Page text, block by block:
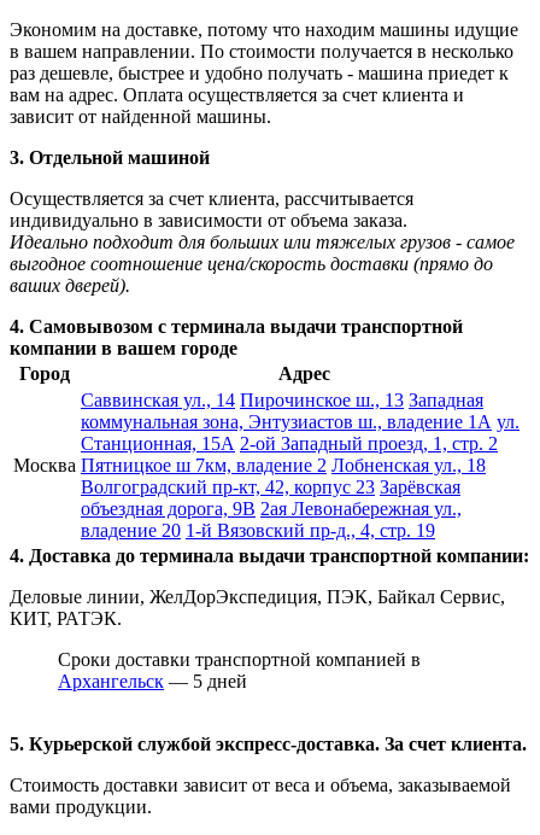
Экономим на доставке, потому что находим машины идущие
в вашем направлении. По стоимости получается в несколько
раз дешевле, быстрее и удобно получать - машина приедет к
вам на адрес. Оплата осуществляется за счет клиента и
зависит от найденной машины.
3. Отдельной машиной
Осуществляется за счет клиента, рассчитывается
индивидуально в зависимости от объема заказа.
Идеально подходит для больших или тяжелых грузов - самое
выгодное соотношение цена/скорость доставки (прямо до
ваших дверей).
4. Самовывозом с терминала выдачи транспортной
компании в вашем городе
Город
Адрес
Москва
Саввинская ул., 14 Пирочинское ш., 13 Западная
коммунальная зона, Энтузиастов ш., владение 1А ул.
Станционная, 15А 2-ой Западный проезд, 1, стр. 2
Пятницкое ш 7км, владение 2 Лобненская ул., 18
Волгоградский пр-кт, 42, корпус 23 Зарёвская
объездная дорога, 9В 2ая Левонабережная ул.,
владение 20 1-й Вязовский пр-д., 4, стр. 19
4. Доставка до терминала выдачи транспортной компании:
Деловые линии, ЖелДорЭкспедиция, ПЭК, Байкал Сервис,
КИТ, РАТЭК.
Сроки доставки транспортной компанией в
Архангельск — 5 дней
5. Курьерской службой экспресс-доставка. За счет клиента.
Стоимость доставки зависит от веса и объема, заказываемой
вами продукции.